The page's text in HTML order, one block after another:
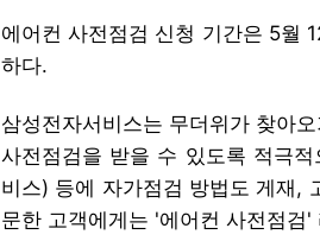
에어컨 사전점검 신청 기간은 5월
하다.
삼성전자서비스는 무더위가 찾아
사전점검을 받을 수 있도록 적극
비스) 등에 자가점검 방법도 게재,
문한 고객에게는 '에어컨 사전점검'